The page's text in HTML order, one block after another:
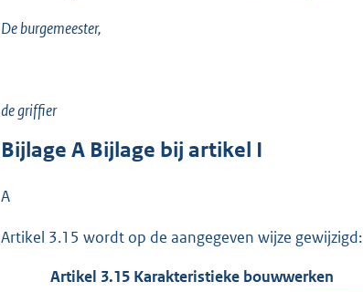
De burgemeester,
de griffier
Bijlage A Bijlage bij artikel I
A
Artikel 3.15 wordt op de aangegeven wijze gewijzigd:
Artikel 3.15 Karakteristieke bouwwerken